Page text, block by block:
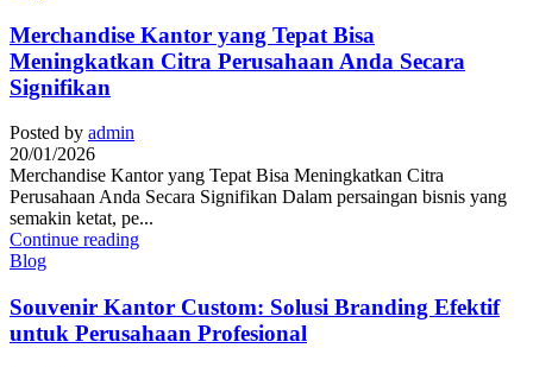
Merchandise Kantor yang Tepat Bisa
Meningkatkan Citra Perusahaan Anda Secara
Signifikan
Posted by admin
20/01/2026
Merchandise Kantor yang Tepat Bisa Meningkatkan Citra
Perusahaan Anda Secara Signifikan Dalam persaingan bisnis yang
semakin ketat, pe...
Continue reading
Blog
Souvenir Kantor Custom: Solusi Branding Efektif
untuk Perusahaan Profesional